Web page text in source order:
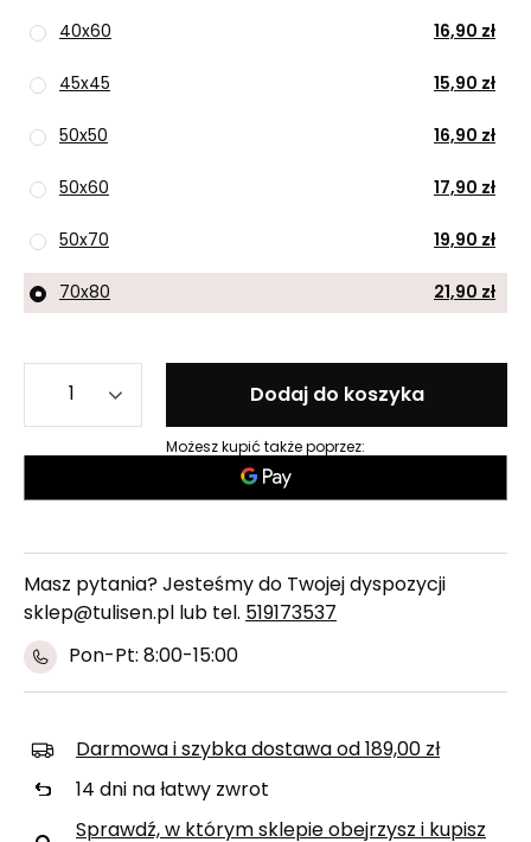
40x60 16,90 zł
45x45 15,90 zł
50x50 16,90 zł
50x60 17,90 zł
50x70 19,90 zł
70x80 21,90 zł
Dodaj do koszyka
Możesz kupić także poprzez:
Masz pytania? Jesteśmy do Twojej dyspozycji
sklep@tulisen.pl lub tel. 519173537
Pon-Pt: 8:00-15:00
Darmowa i szybka dostawa od 189,00 zł
14 dni na łatwy zwrot
Sprawdź, w którym sklepie obejrzysz i kupisz